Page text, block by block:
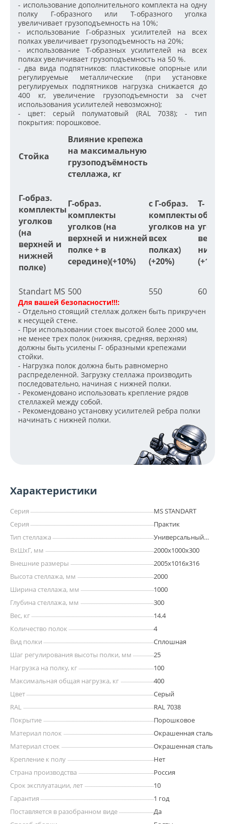
- использование дополнительного комплекта на одну
полку Г-образного или Т-образного уголка
увеличивает грузоподъемность на 10%;
- использование Г-образных усилителей на всех
полках увеличивает грузоподъемность на 20%;
- использование Т-образных усилителей на всех
полках увеличивает грузоподъемность на 50 %.
- два вида подпятников: пластиковые опорные или
регулируемые металлические (при установке
регулируемых подпятников нагрузка снижается до
400 кг, увеличение грузоподъемности за счет
использования усилителей невозможно);
- цвет: серый полуматовый (RAL 7038); - тип
покрытия: порошковое.
Стойка
Влияние крепежа
на максимальную
грузоподъёмность
стеллажа, кг
Г-образ.
комплекты
уголков
(на
верхней и
нижней
полке)
Г-образ.
комплекты
уголков (на
верхней и нижней
полке + в
середине)(+10%)
с Г-образ.
комплекты
уголков на
всех
полках)
(+20%)
Т-
(+15%)
Standart MS 500 550 600
Для вашей безопасности!!!:
- Отдельно стоящий стеллаж должен быть прикручен
к несущей стене.
- При использовании стоек высотой более 2000 мм,
не менее трех полок (нижняя, средняя, верхняя)
должны быть усилены Г- образными крепежами
стойки.
- Нагрузка полок должна быть равномерно
распределенной. Загрузку стеллажа производить
последовательно, начиная с нижней полки.
- Рекомендовано использовать крепление рядов
стеллажей между собой.
- Рекомендовано установку усилителей ребра полки
начинать с нижней полки.
Характеристики
Серия
MS STANDART
Серия
Практик
Тип стеллажа
Универсальный
дома)
ВхШхГ, мм
2000х1000х300
Внешние размеры
2005x1016x316
Высота стеллажа, мм
2000
Ширина стеллажа, мм
1000
Глубина стеллажа, мм
300
Вес, кг
14.4
Количество полок
4
Вид полки
Сплошная
Шаг регулирования высоты полки, мм
25
Нагрузка на полку, кг
100
Максимальная общая нагрузка, кг
400
Цвет
Серый
RAL
RAL 7038
Покрытие
Порошковое
Материал полок
Окрашенная сталь
Материал стоек
Окрашенная сталь
Крепление к полу
Нет
Страна производства
Россия
Срок эксплуатации, лет
10
Гарантия
1 год
Поставляется в разобранном виде
Да